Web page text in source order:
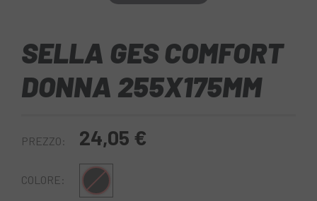
SELLA GES COMFORT
DONNA 255X175MM
PREZZO: 24,05 €
COLORE: Nero